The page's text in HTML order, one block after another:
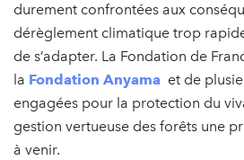
durement confrontées aux
dérèglement climatique trop
de s’adapter. La Fondation de
la Fondation Anyama et de
engagées pour la protection du
gestion vertueuse des forêts une
à venir.